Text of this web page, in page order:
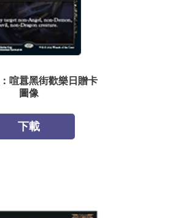
喧囂黑街歡樂日贈卡
圖像
下載